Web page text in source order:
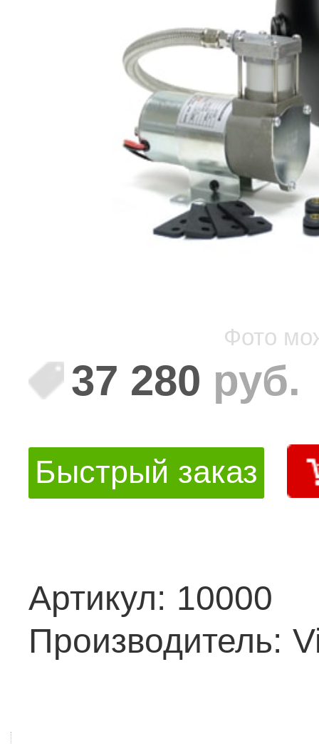
37 280 руб.
Быстрый заказ
Артикул: 10000
Производитель:
Фото